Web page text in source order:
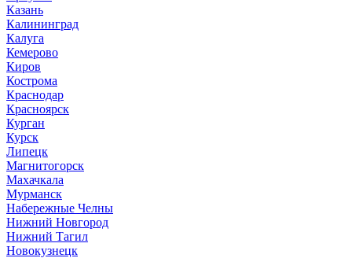
Казань
Калининград
Калуга
Кемерово
Киров
Кострома
Краснодар
Красноярск
Курган
Курск
Липецк
Магнитогорск
Махачкала
Мурманск
Набережные Челны
Нижний Новгород
Нижний Тагил
Новокузнецк